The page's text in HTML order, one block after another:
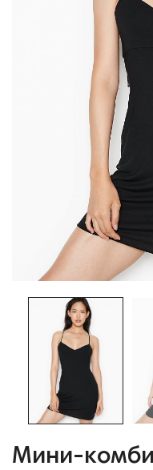
Мини-